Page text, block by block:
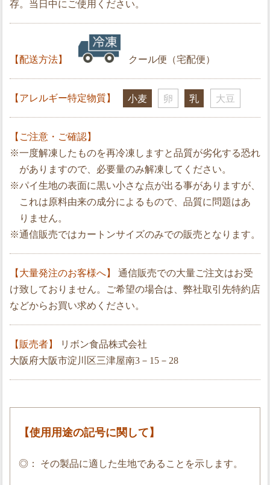
存。当日中にご使用ください。
【配送方法】 クール便（宅配便）
【アレルギー特定物質】 小麦 卵 乳 大豆
【ご注意・ご確認】
※一度解凍したものを再冷凍しますと品質が劣化する恐れ
がありますので、必要量のみ解凍してください。
※パイ生地の表面に黒い小さな点が出る事がありますが、
これは原料由来の成分によるもので、品質に問題はあ
りません。
※通信販売ではカートンサイズのみでの販売となります。
【大量発注のお客様へ】
通信販売での大量ご注文はお受
け致しておりません。ご希望の場合は、弊社取引先特約店
などからお買い求めください。
【販売者】
リボン食品株式会社
大阪府大阪市淀川区三津屋南3－15－28
【使用用途の記号に関して】
◎： その製品に適した生地であることを示します。